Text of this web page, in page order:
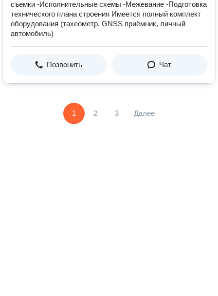
съемки -Исполнительные схемы -Межевание -Подготовка
технического плана строения Имеется полный комплект
оборудования (тахеометр, GNSS приёмник, личный
автомобиль)
Позвонить Чат
1 2 3 Далее